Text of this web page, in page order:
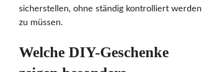
sicherstellen, ohne ständig kontrolliert werden
zu müssen.
Welche DIY-Geschenke